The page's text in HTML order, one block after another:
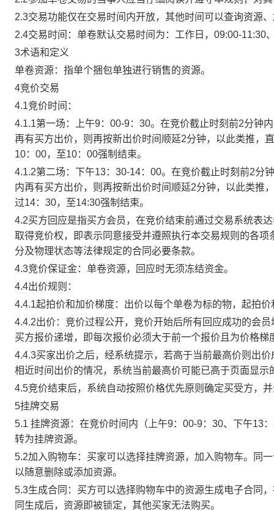
2.3交易功能仅在交易时间内开放，其他时间可以查询资源
2.4交易时间：单卷默认交易时间为：工作日，09:00-11:30
3术语和定义
单卷资源：指单个捆包单独进行销售的资源。
4竞价交易
4.1竞价时间：
4.1.1第一场：上午9：00-9：30。在竞价截止时刻前2分钟
再有买方出价，则再按新出价时间顺延2分钟，以此类推，
10：00，至10：00强制结束。
4.1.2第二场：下午13：30-14：00。在竞价截止时刻前2分
内再有买方出价，则再按新出价时间顺延2分钟，以此类推
过14：30，至14:30强制结束。
4.2买方回应是指买方会员，在竞价结束前通过交易系统表
取得竞价权，即表示同意接受并遵照执行本交易规则的各
分及物理状态等法律规定的合同必要条款。
4.3竞价保证金：单卷资源，回应时无须冻结资金。
4.4出价规则：
4.4.1起拍价和加价梯度：出价以每个单卷为标的物，起拍
4.4.2出价：竞价过程公开，竞价开始后所有回应成功的会
买方报价递增，即每次报价必须大于前一个报价且为价格
4.4.3买家出价之后，经系统提示，若高于当前最高价则出
相近时间出价的情况，系统当前最高价可能已高于页面显示
4.5竞价结束后，系统自动按照价格优先原则确定买受方，
5挂牌交易
5.1 挂牌资源：在竞价时间内（上午9：00-9：30、下午13
转为挂牌资源。
5.2加入购物车：买家可以选择挂牌资源，加入购物车。同
以随意删除或添加资源。
5.3生成合同：买方可以选择购物车中的资源生成电子合同
同生成后，资源即被锁定，其他买家无法购买。